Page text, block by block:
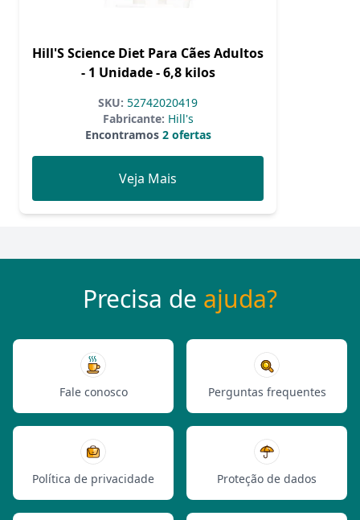
Hill'S Science Diet Para Cães Adultos
- 1 Unidade - 6,8 kilos
SKU: 52742020419
Fabricante: Hill's
Encontramos2 ofertas
Veja Mais
Precisa de ajuda?
Fale conosco Perguntas frequentes
Política de privacidade Proteção de dados